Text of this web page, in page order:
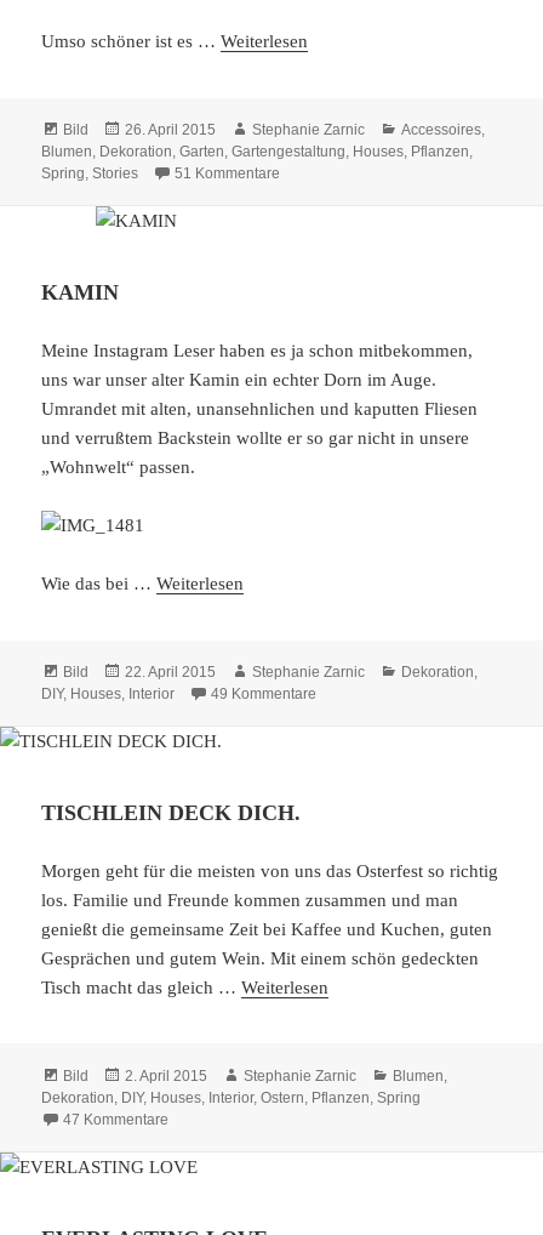
Umso schöner ist es …Weiterlesen
Format
Bild
Veröffentlicht
am
26. April 2015 Autor
Stephanie Zarnic Kategorien
Accessoires,
Blumen, Dekoration,Garten,Gartengestaltung, Houses, Pflanzen,
Spring,Stories 51 Kommentare
KAMIN
Meine Instagram Leser haben es ja schon mitbekommen,
uns war unser alter Kamin ein echter Dorn im Auge.
Umrandet mit alten, unansehnlichen und kaputten Fliesen
und verrußtem Backstein wollte er so gar nicht in unsere
„Wohnwelt“ passen.
Wie das bei …Weiterlesen
Format
Bild
Veröffentlicht
am
22. April 2015 Autor
Stephanie Zarnic Kategorien
Dekoration
DIY, Houses Interior 49 Kommentare
TISCHLEIN DECK DICH.
Morgen geht für die meisten von uns das Osterfest so richtig
los. Familie und Freunde kommen zusammen und man
genießt die gemeinsame Zeit bei Kaffee und Kuchen, guten
Gesprächen und gutem Wein. Mit einem schön gedeckten
Tisch macht das gleich …Weiterlesen
Format
Bild
Veröffentlicht
am
2. April 2015 Autor
Stephanie Zarnic Kategorien
Blumen
Dekoration DIY, Houses Interior,Ostern Pflanzen ,Spring
47 Kommentare